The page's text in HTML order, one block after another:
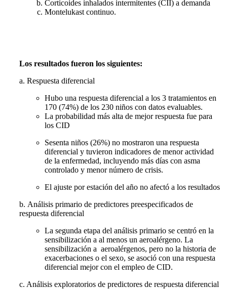
Corticoides inhalados intermitentes (CII) a demanda
Montelukast continuo.
Los resultados fueron los siguientes:
a. Respuesta diferencial
Hubo una respuesta diferencial a los 3 tratamientos en
170 (74%) de los 230 niños con datos evaluables.
La probabilidad más alta de mejor respuesta fue para
los CID
Sesenta niños (26%) no mostraron una respuesta
diferencial y tuvieron indicadores de menor actividad
de la enfermedad, incluyendo más días con asma
controlado y menor número de crisis.
El ajuste por estación del año no afectó a los resultados
b. Análisis primario de predictores preespecificados de
respuesta diferencial
La segunda etapa del análisis primario se centró en la
sensibilización a al menos un aeroalérgeno. La
sensibilización a aeroalérgenos, pero no la historia de
exacerbaciones o el sexo, se asoció con una respuesta
diferencial mejor con el empleo de CID.
c. Análisis exploratorios de predictores de respuesta diferencial